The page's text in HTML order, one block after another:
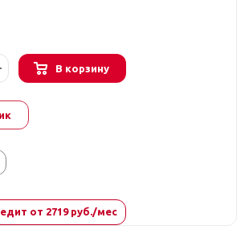
В корзину
от 2719руб./мес